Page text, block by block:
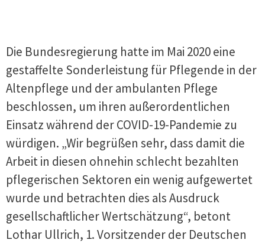
Die Bundesregierung hatte im Mai 2020 eine
gestaffelte Sonderleistung für Pflegende in der
Altenpflege und der ambulanten Pflege
beschlossen, um ihren außerordentlichen
Einsatz während der COVID-19-Pandemie zu
würdigen. „Wir begrüßen sehr, dass damit die
Arbeit in diesen ohnehin schlecht bezahlten
pflegerischen Sektoren ein wenig aufgewertet
wurde und betrachten dies als Ausdruck
gesellschaftlicher Wertschätzung“, betont
Lothar Ullrich, 1. Vorsitzender der Deutschen